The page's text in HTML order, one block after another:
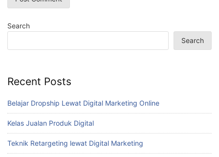
Search
Search
Recent Posts
Belajar Dropship Lewat Digital Marketing Online
Kelas Jualan Produk Digital
Teknik Retargeting lewat Digital Marketing